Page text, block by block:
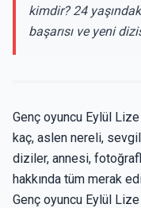
kimdir? 24
başarısı ve yeni
Genç oyuncu Eylül
kaç, aslen nereli,
diziler, annesi,
hakkında tüm merak
Genç oyuncu Eylül Lize